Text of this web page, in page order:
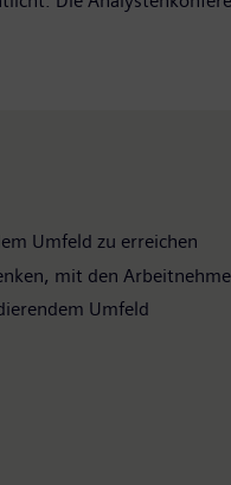
Umfeld zu erreichen
mit den
Umfeld